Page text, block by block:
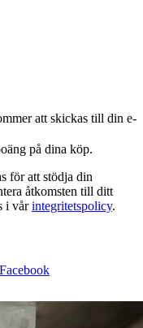
att skickas till din e-
på dina köp.
för att stödja din
åtkomsten till ditt
i vårintegritetspolicy.